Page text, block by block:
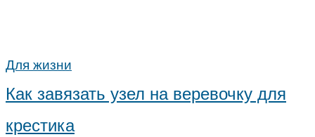
Для жизни
Как завязать узел на веревочку для
крестика